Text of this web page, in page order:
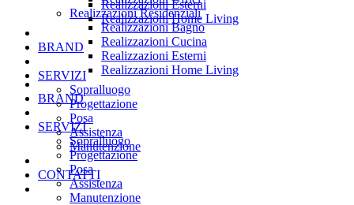
Realizzazioni Residenziali
Realizzazioni Bagno
Realizzazioni Cucina
Realizzazioni Esterni
Realizzazioni Home Living
BRAND
SERVIZI
Sopralluogo
Progettazione
Posa
Assistenza
Manutenzione
Realizzazioni Esterni
Realizzazioni Home Living
BRAND
SERVIZI
Sopralluogo
Progettazione
Posa
Assistenza
Manutenzione
CONTATTI